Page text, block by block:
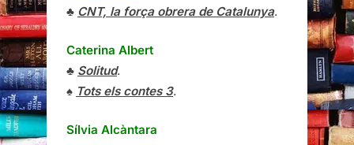
♣ CNT, la força obrera de Catalunya.
Caterina Albert
♣ Solitud.
♠ Tots els contes 3.
Sílvia Alcàntara